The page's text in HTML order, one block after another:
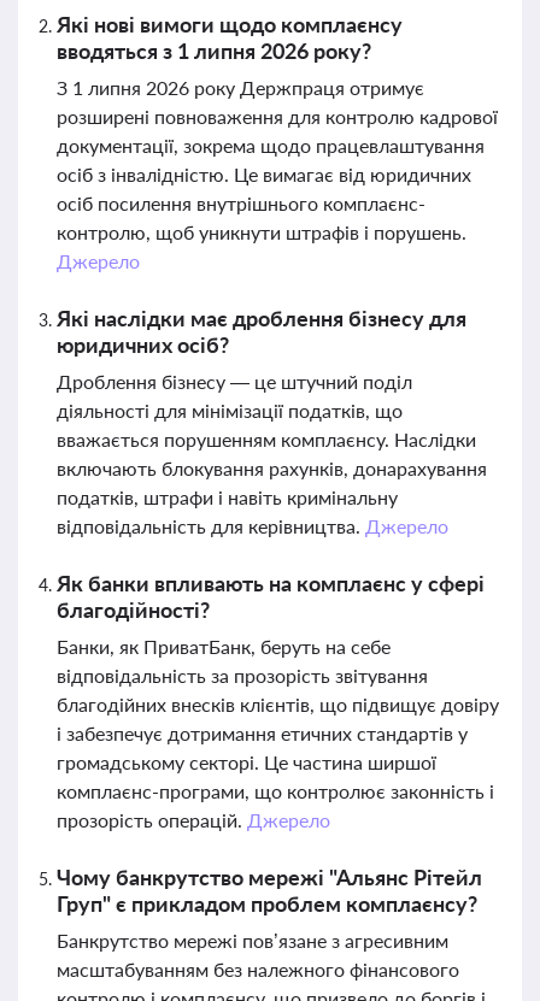
Які нові вимоги щодо комплаєнсу
вводяться з 1 липня 2026 року?
З 1 липня 2026 року Держпраця отримує
розширені повноваження для контролю кадрової
документації, зокрема щодо працевлаштування
осіб з інвалідністю. Це вимагає від юридичних
осіб посилення внутрішнього комплаєнс-
контролю, щоб уникнути штрафів і порушень.
Джерело
Які наслідки має дроблення бізнесу для
юридичних осіб?
Дроблення бізнесу — це штучний поділ
діяльності для мінімізації податків, що
вважається порушенням комплаєнсу. Наслідки
включають блокування рахунків, донарахування
податків, штрафи і навіть кримінальну
відповідальність для керівництва. Джерело
Як банки впливають на комплаєнс у сфері
благодійності?
Банки, як ПриватБанк, беруть на себе
відповідальність за прозорість звітування
благодійних внесків клієнтів, що підвищує довіру
і забезпечує дотримання етичних стандартів у
громадському секторі. Це частина ширшої
комплаєнс-програми, що контролює законність і
прозорість операцій. Джерело
Чому банкрутство мережі "Альянс Рітейл
Груп" є прикладом проблем комплаєнсу?
Банкрутство мережі пов’язане з агресивним
масштабуванням без належного фінансового